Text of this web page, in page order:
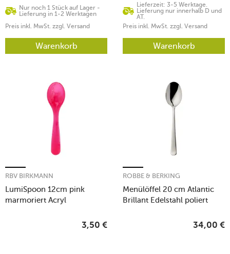
Nur noch 1 Stück auf Lager -
Lieferung in 1-2 Werktagen
Preis inkl. MwSt. zzgl. Versand
Warenkorb
Lieferzeit: 3-5 Werktage.
Lieferung nur innerhalb D und
AT.
Preis inkl. MwSt. zzgl. Versand
Warenkorb
LumiSpoon 12cm pink
marmoriert Acryl
RBV BIRKMANN
3,50 €
Menülöffel 20 cm Atlantic
Brillant Edelstahl poliert
ROBBE & BERKING
34,00 €